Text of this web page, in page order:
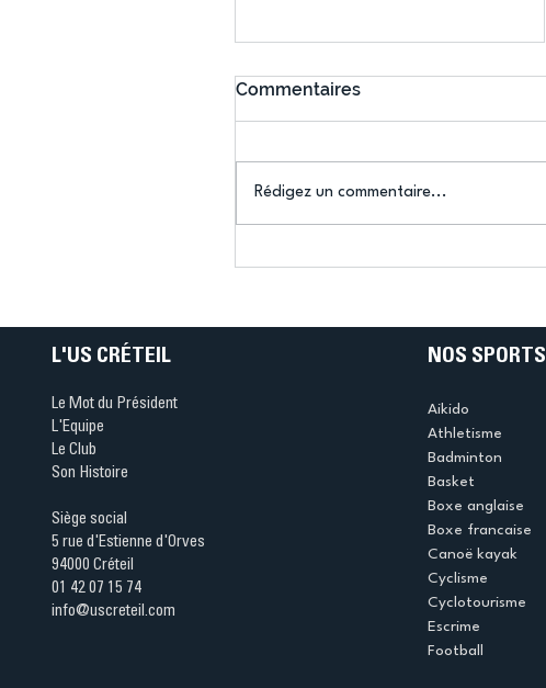
Ping ? Quand le tennis de
Commentaires
Rédigez un commentaire...
L'US CRÉTEIL
Le Mot du Président
L'Equipe
Le Club
Son Histoire
Siège social
5 rue d'Estienne d'Orves
94000 Créteil
01 42 07 15 74
info@uscreteil.com
NOS SPORTS
Aikido
Athletisme
Badminton
Basket
Boxe anglaise
Boxe francaise
Canoë kayak
Cyclisme
Cyclotourisme
Escrime
Football